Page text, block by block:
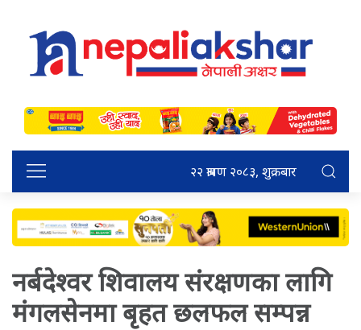
२२ श्रावण २०८३, शुक्रबार
नर्बदेश्वर शिवालय संरक्षणका लागि
मंगलसेनमा बृहत छलफल सम्पन्न